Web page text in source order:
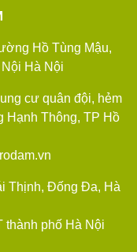
Hồ Tùng Mậu,
Hà Nội
cư quân đội, hẻm
Hạnh Thông, TP Hồ
Thịnh, Đống Đa, Hà
phố Hà Nội